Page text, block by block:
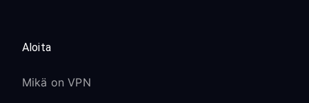
Aloita
Mikä on VPN